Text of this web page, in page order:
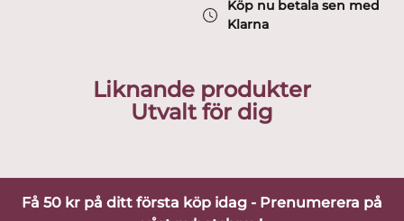
Köp nu betala sen med
Klarna
Liknande produkter
Utvalt för dig
Få 50 kr på ditt första köp idag - Prenumerera på